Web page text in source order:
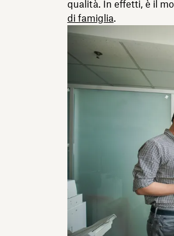
qualità. In effetti, è il
di famiglia.